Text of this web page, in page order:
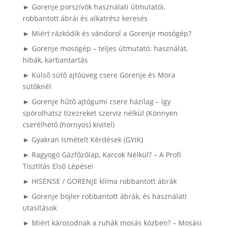
► Gorenje porszívók használati útmutatói,
robbantott ábrái és alkatrész keresés
► Miért rázkódik és vándorol a Gorenje mosógép?
► Gorenje mosógép – teljes útmutató: használat,
hibák, karbantartás
► Külső sütő ajtóüveg csere Gorenje és Mora
sütőknél
► Gorenje hűtő ajtógumi csere házilag – így
spórolhatsz tízezreket szerviz nélkül (Könnyen
cserélhető (hornyos) kivitel)
► Gyakran Ismételt Kérdések (GYIK)
► Ragyogó Gázfőzőlap, Karcok Nélkül? – A Profi
Tisztítás Első Lépései
► HISENSE / GORENJE klíma robbantott ábrák
► Gorenje bojler robbantott ábrák, és használati
utasítások
► Miért károsodnak a ruhák mosás közben? – Mosási